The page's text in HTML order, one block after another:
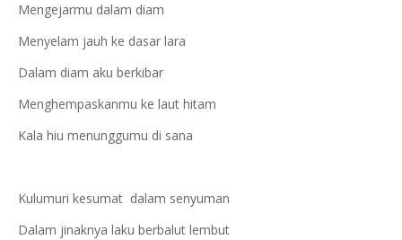
Mengejarmu dalam diam
Menyelam jauh ke dasar lara
Dalam diam aku berkibar
Menghempaskanmu ke laut hitam
Kala hiu menunggumu di sana
Kulumuri kesumat dalam senyuman
Dalam jinaknya laku berbalut lembut